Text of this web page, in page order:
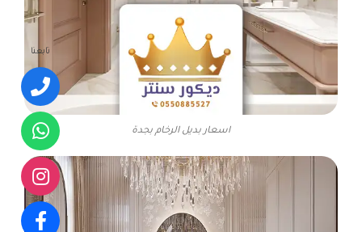
اسعار بديل الرخام بجدة
تابعنا